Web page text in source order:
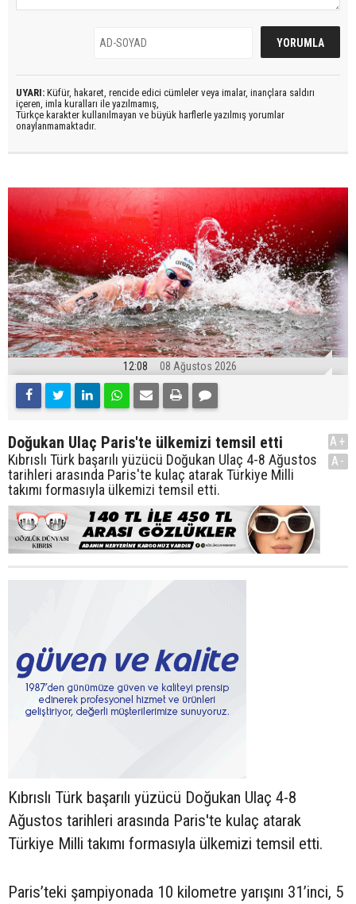
UYARI: Küfür, hakaret, rencide edici cümleler veya imalar, inançlara saldırı
içeren, imla kuralları ile yazılmamış,
Türkçe karakter kullanılmayan ve büyük harflerle yazılmış yorumlar
onaylanmamaktadır.
12:08 08 Ağustos 2026
Doğukan Ulaç Paris'te ülkemizi temsil etti
Kıbrıslı Türk başarılı yüzücü Doğukan Ulaç 4-8 Ağustos
tarihleri arasında Paris'te kulaç atarak Türkiye Milli
takımı formasıyla ülkemizi temsil etti.
A+
A-
Kıbrıslı Türk başarılı yüzücü Doğukan Ulaç 4-8
Ağustos tarihleri arasında Paris'te kulaç atarak
Türkiye Milli takımı formasıyla ülkemizi temsil etti.
Paris’teki şampiyonada 10 kilometre yarışını 31’inci, 5